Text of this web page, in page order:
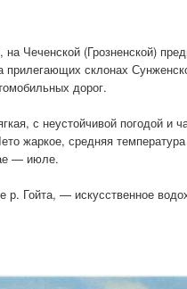
Чеченской (Грозненской)
прилегающих склонах
дорог.
с неустойчивой погодой и
жаркое, средняя
— июле.
р. Гойта, — искусственное